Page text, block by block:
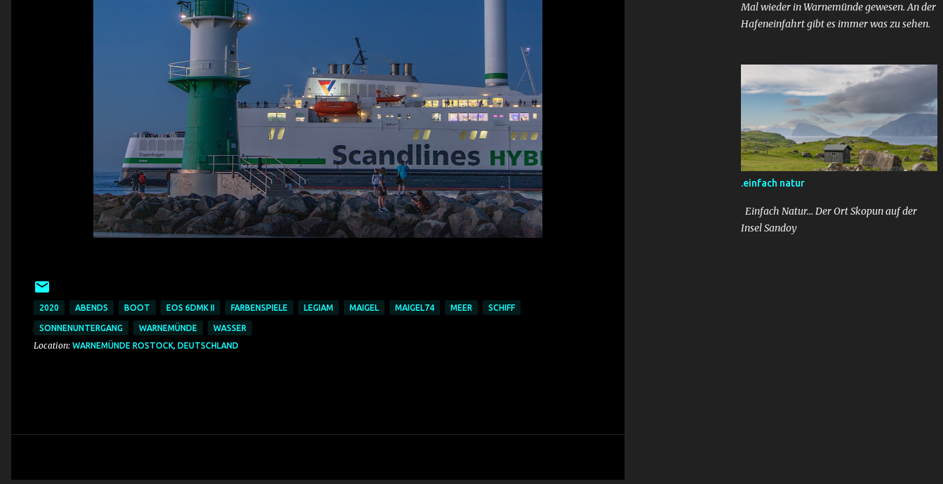
2020 ABENDS BOOT EOS 6DMK II FARBENSPIELE LEGIAM MAIGEL MAIGEL74 MEER SCHIFF
SONNENUNTERGANG WARNEMÜNDE WASSER
Location: WARNEMÜNDE ROSTOCK, DEUTSCHLAND
Mal wieder in Warnemünde gewesen. An der
Hafeneinfahrt gibt es immer was zu sehen.
.einfach natur
Einfach Natur... Der Ort Skopun auf der
Insel Sandoy